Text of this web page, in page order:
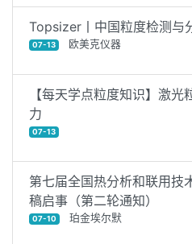
Topsizer丨中国粒度检测与
07-13 欧美克仪器
【每天学点粒度知识】激
力
07-13
第七届全国热分析和联用技
稿启事（第二轮通知）
07-10 珀金埃尔默